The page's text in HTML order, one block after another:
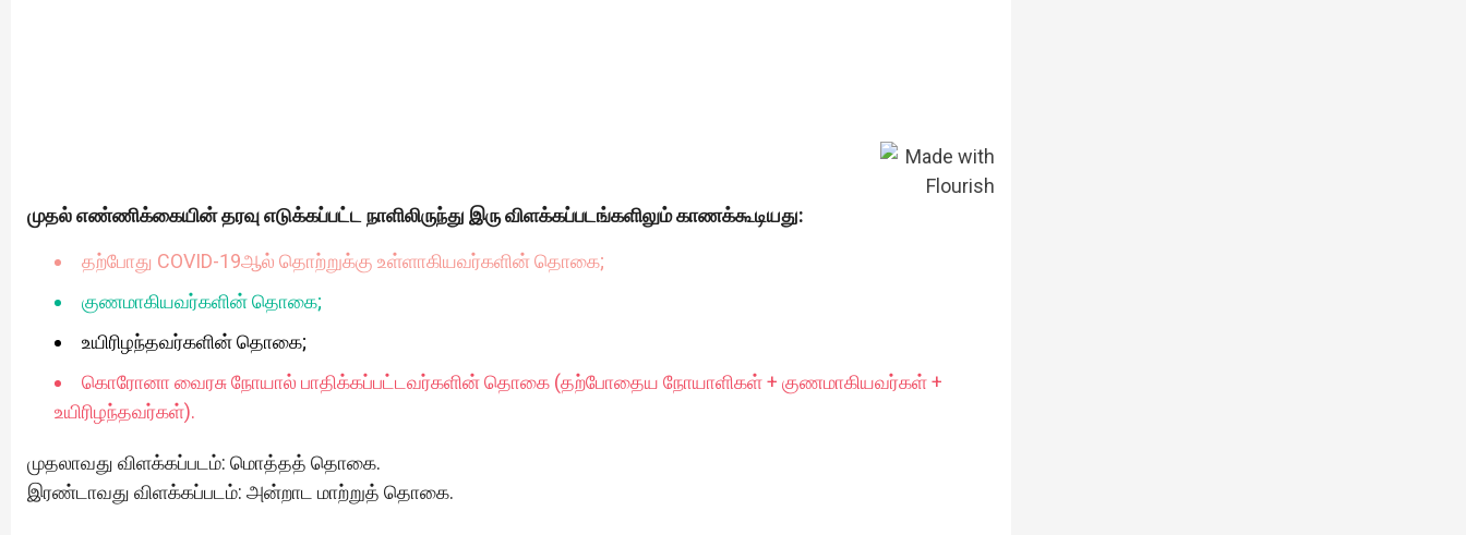
முதல் எண்ணிக்கையின் தரவு எடுக்கப்பட்ட நாளிலிருந்து இரு விளக்கப்படங்களிலும் காணக்கூடியது:
தற்போது COVID-19ஆல் தொற்றுக்கு உள்ளாகியவர்களின் தொகை;
குணமாகியவர்களின் தொகை;
உயிரிழந்தவர்களின் தொகை;
கொரோனா வைரசு நோயால் பாதிக்கப்பட்டவர்களின் தொகை (தற்போதைய நோயாளிகள் + குணமாகியவர்கள் +
உயிரிழந்தவர்கள்).
முதலாவது விளக்கப்படம்: மொத்தத் தொகை.
இரண்டாவது விளக்கப்படம்: அன்றாட மாற்றுத் தொகை.